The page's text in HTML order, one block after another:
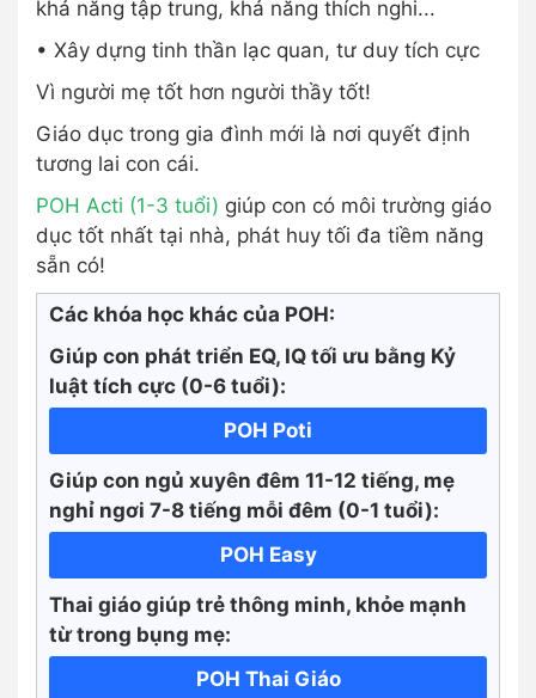
khả năng tập trung, khả năng thích nghi...
• Xây dựng tinh thần lạc quan, tư duy tích cực
Vì người mẹ tốt hơn người thầy tốt!
Giáo dục trong gia đình mới là nơi quyết định
tương lai con cái.
POH Acti (1-3 tuổi) giúp con có môi trường giáo
dục tốt nhất tại nhà, phát huy tối đa tiềm năng
sẵn có!
Các khóa học khác của POH:
Giúp con phát triển EQ, IQ tối ưu bằng Kỷ
luật tích cực (0-6 tuổi):
POH Poti
Giúp con ngủ xuyên đêm 11-12 tiếng, mẹ
nghỉ ngơi 7-8 tiếng mỗi đêm (0-1 tuổi):
POH Easy
Thai giáo giúp trẻ thông minh, khỏe mạnh
từ trong bụng mẹ:
POH Thai Giáo